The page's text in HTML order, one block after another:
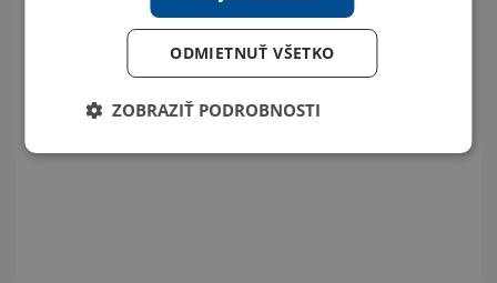
ODMIETNUŤ VŠETKO
ZOBRAZIŤ PODROBNOSTI